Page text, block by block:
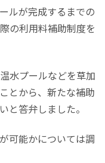
ルが完成するまでの
の利用料補助制度を
水プールなどを草加
とから、新たな補助
と答弁しました。
可能かについては調